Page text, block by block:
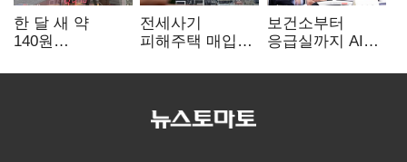
한 달 새 약
140원
엔저'에 원화
전세사기
피해주택 매입
누적 피해자
보건소부터
응급실까지 AI
혁신 본격화